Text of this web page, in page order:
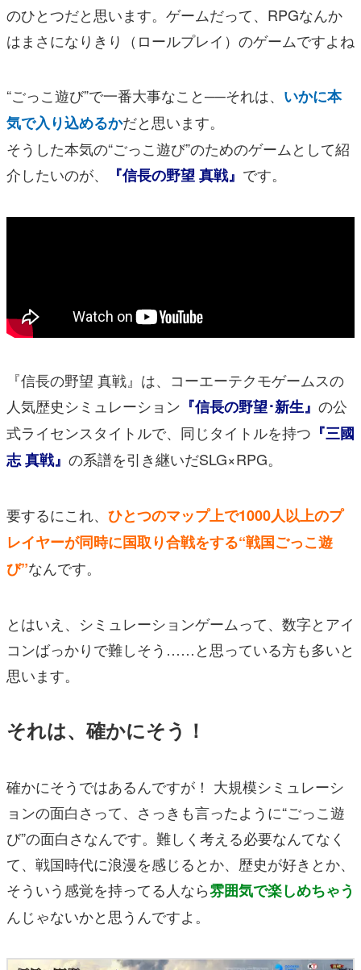
のひとつだと思います。ゲームだって、RPGなんか
はまさになりきり（ロールプレイ）のゲームですよね
“ごっこ遊び”で一番大事なこと──それは、 いかに本
気で入り込めるかだと思います。
そうした本気の“ごっこ遊び”のためのゲームとして紹
介したいのが、
『信長の野望 真戦』 です。
『信長の野望 真戦』は、コーエーテクモゲームスの
人気歴史シミュレーション 『信長の野望･新生』 の公
式ライセンスタイトルで、同じタイトルを持つ 『三國
志 真戦』 の系譜を引き継いだSLG×RPG。
要するにこれ、 ひとつのマップ上で1000人以上のプ
レイヤーが同時に国取り合戦をする“戦国ごっこ遊
び”なんです。
とはいえ、シミュレーションゲームって、数字とアイ
コンばっかりで難しそう……と思っている方も多いと
思います。
それは、確かにそう！
確かにそうではあるんですが！ 大規模シミュレーシ
ョンの面白さって、さっきも言ったように“ごっこ遊
び”の面白さなんです。難しく考える必要なんてなく
て、戦国時代に浪漫を感じるとか、歴史が好きとか、
そういう感覚を持ってる人なら雰囲気で楽しめちゃう
んじゃないかと思うんですよ。